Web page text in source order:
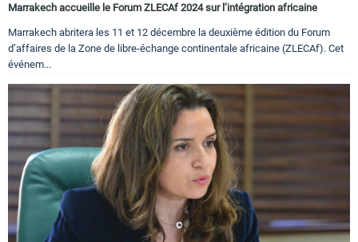
Marrakech accueille le Forum ZLECAf 2024 sur l’intégration africaine
Marrakech abritera les 11 et 12 décembre la deuxième édition du Forum
d’affaires de la Zone de libre-échange continentale africaine (ZLECAf). Cet
événem...